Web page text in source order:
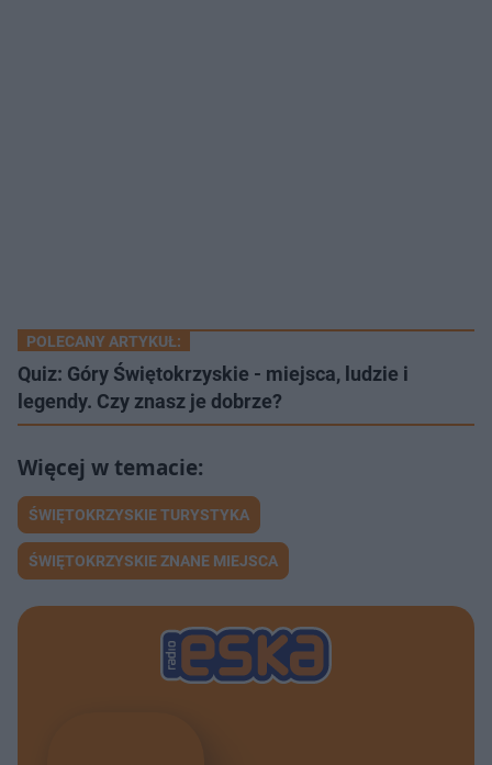
POLECANY ARTYKUŁ:
Quiz: Góry Świętokrzyskie - miejsca, ludzie i
legendy. Czy znasz je dobrze?
ŚWIĘTOKRZYSKIE TURYSTYKA
ŚWIĘTOKRZYSKIE ZNANE MIEJSCA